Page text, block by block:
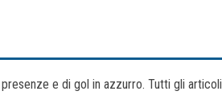
e di gol in azzurro. Tutti gli articoli